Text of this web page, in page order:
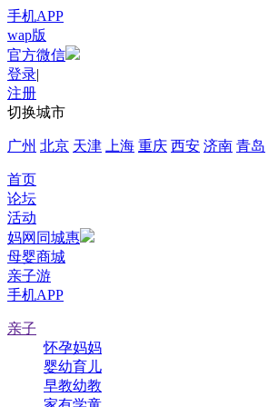
手机APP
wap版
官方微信
登录|
注册
切换城市
广州 北京 天津 上海 重庆 西安 济南 青岛
首页
论坛
活动
妈网同城惠
母婴商城
亲子游
手机APP
亲子
怀孕妈妈
婴幼育儿
早教幼教